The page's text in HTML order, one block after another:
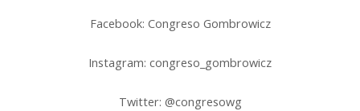
Facebook: Congreso Gombrowicz
Instagram: congreso_gombrowicz
Twitter: @congresowg